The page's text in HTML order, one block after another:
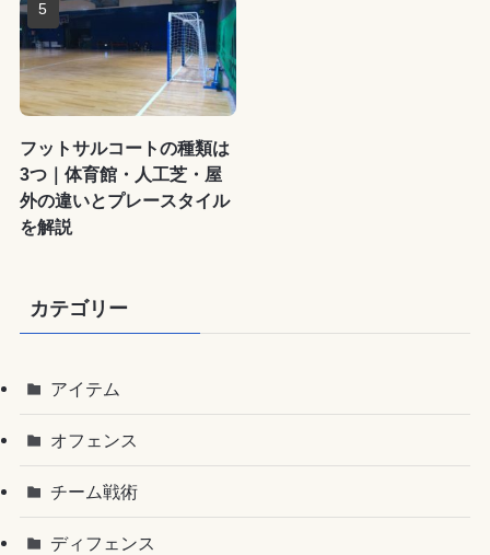
フットサルコートの種類は
3つ｜体育館・人工芝・屋
外の違いとプレースタイル
を解説
カテゴリー
アイテム
オフェンス
チーム戦術
ディフェンス